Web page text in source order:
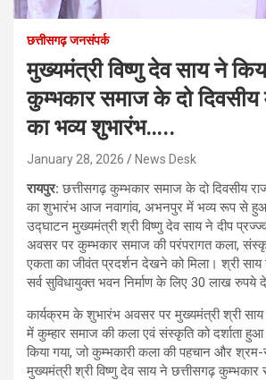
छत्तीसगढ़ जनसंपर्क
मुख्यमंत्री विष्णु देव साय ने
कुम्भकार समाज के दो
का भव्य शुभारंभ…..
January 28, 2026 News Desk
रायपुर:छत्तीसगढ़ कुम्भकार समाज के दो दिवसीय
का शुभारंभ आज नवागांव, अभनपुर में भव्य रूप से
उद्घाटन मुख्यमंत्री श्री विष्णु देव साय ने दीप
अवसर पर कुम्भकार समाज की परंपरागत कला,
एकता का जीवंत प्रदर्शन देखने को मिला। श्री
सर्व सुविधायुक्त भवन निर्माण के लिए 30 लाख रुपये
कार्यक्रम के शुभारंभ अवसर पर मुख्यमंत्री श्री
में कुम्हार समाज की कला एवं संस्कृति को दर्शाता
किया गया, जो कुम्भकारी कला की पहचान और श्रम-
मुख्यमंत्री श्री विष्णु देव साय ने छत्तीसगढ़